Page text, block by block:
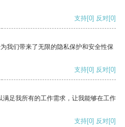
支持[0] 反对[0]
我们带来了无限的隐私保护和安全性保
支持[0] 反对[0]
足我所有的工作需求，让我能够在工作
支持[0] 反对[0]